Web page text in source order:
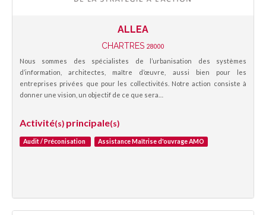
ALLEA
CHARTRES 28000
Nous sommes des spécialistes de l’urbanisation des systèmes
d’information, architectes, maître d’œuvre, aussi bien pour les
entreprises privées que pour les collectivités. Notre action consiste à
donner une vision, un objectif de ce que sera…
Activité(s) principale(s)
Audit / Préconisation Assistance Maîtrise d'ouvrage AMO